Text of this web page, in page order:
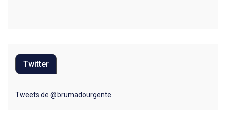
Mundo
Twitter
Tweets de @brumadourgente